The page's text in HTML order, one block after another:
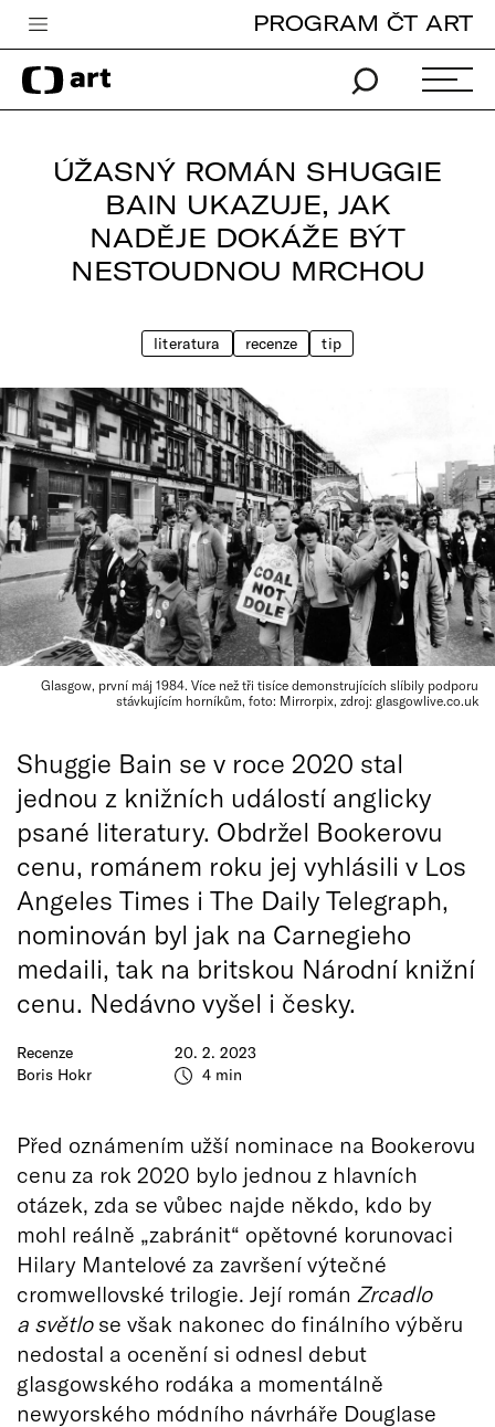
Česká televize
Zpravodajství
TV program
Pro děti
PROGRAM ČT ART
ÚŽASNÝ ROMÁN SHUGGIE
BAIN UKAZUJE, JAK
NADĚJE DOKÁŽE BÝT
NESTOUDNOU MRCHOU
literatura recenze tip
Glasgow, první máj 1984. Více než tři tisíce demonstrujících slíbily podporu
stávkujícím horníkům, foto: Mirrorpix, zdroj: glasgowlive.co.uk
Recenze
Boris Hokr
20. 2. 2023
4 min
Shuggie Bain se v roce 2020 stal
jednou z knižních událostí anglicky
psané literatury. Obdržel Bookerovu
cenu, románem roku jej vyhlásili v Los
Angeles Times i The Daily Telegraph,
nominován byl jak na Carnegieho
medaili, tak na britskou Národní knižní
cenu. Nedávno vyšel i česky.
Před oznámením užší nominace na Bookerovu
cenu za rok 2020 bylo jednou z hlavních
otázek, zda se vůbec najde někdo, kdo by
mohl reálně „zabránit“ opětovné korunovaci
Hilary Mantelové za završení výtečné
cromwellovské trilogie. Její román Zrcadlo
a světlo se však nakonec do finálního výběru
nedostal a ocenění si odnesl debut
glasgowského rodáka a momentálně
newyorského módního návrháře Douglase